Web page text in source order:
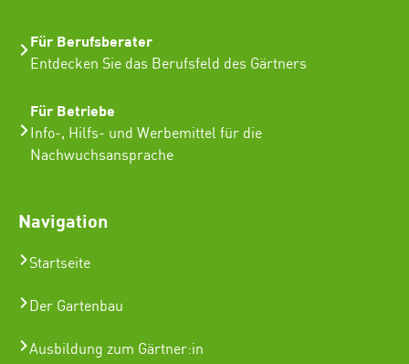
Für Berufsberater
Entdecken Sie das Berufsfeld des Gärtners
Für Betriebe
Info-, Hilfs- und Werbemittel für die
Nachwuchsansprache
Navigation
Startseite
Der Gartenbau
Ausbildung zum Gärtner:in